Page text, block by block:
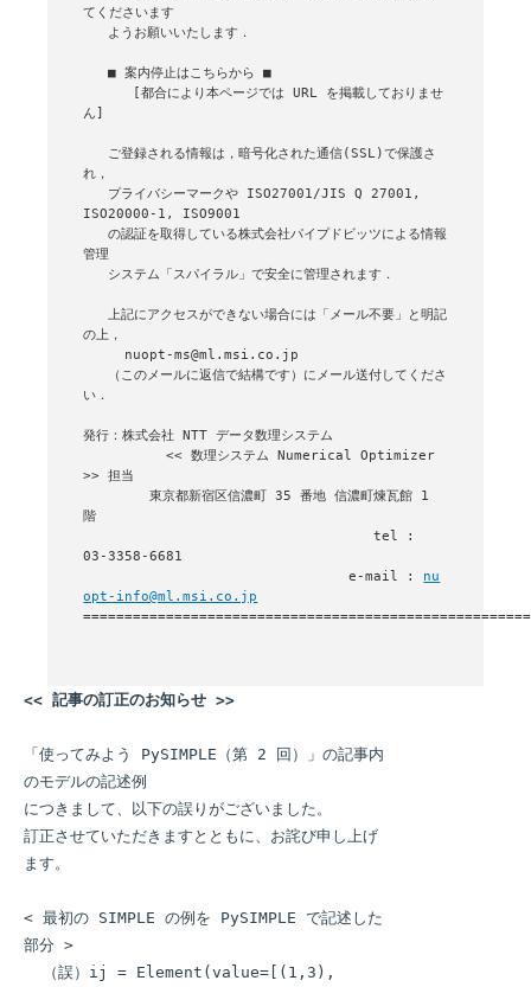
てくださいます
   ■ 案内停止はこちらから ■
ん]
れ，
ISO20000-1, ISO9001
   の認証を取得している株式会社パイプドビッツによる情報
管理
   上記にアクセスができない場合には「メール不要」と明記
の上，
い．
発行：株式会社 NTT データ数理システム
          << 数理システム Numerical Optimizer
>> 担当
        東京都新宿区信濃町 35 番地 信濃町煉瓦館 1
階
                                   tel :
03-3358-6681
                                e-mail :
nu
opt-info@ml.msi.co.jp
<< 記事の訂正のお知らせ >>
「使ってみよう PySIMPLE（第 2 回）」の記事内
のモデルの記述例
につきまして、以下の誤りがございました。
訂正させていただきますとともに、お詫び申し上げ
ます。
< 最初の SIMPLE の例を PySIMPLE で記述した
部分 >